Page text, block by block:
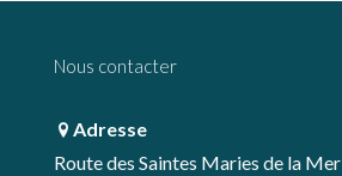
Nous contacter
Adresse
Route des Saintes Maries de la Mer